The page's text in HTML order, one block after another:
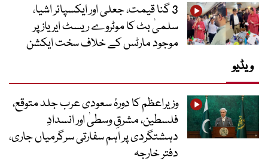
3 گنا قیمت، جعلی اور ایکسپائر اشیا،
سلمیٰ بٹ کا موٹروے ریسٹ ایریاز پر
موجود مارٹس کے خلاف سخت ایکشن
ویڈیو
وزیراعظم کا دورۂ سعودی عرب جلد متوقع،
فلسطین، مشرقِ وسطیٰ اور انسدادِ
دہشتگردی پر اہم سفارتی سرگرمیاں جاری،
دفتر خارجہ